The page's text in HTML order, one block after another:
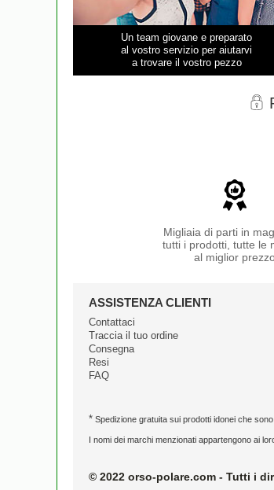
Un team giovane e preparato
al vostro servizio per aiutarvi
a trovare il vostro pezzo
Migliaia di parti in
tutti i prodotti, tutte le
al miglior
ASSISTENZA CLIENTI
Contattaci
Traccia il tuo ordine
Consegna
Resi
FAQ
* Spedizione gratuita sui prodotti idonei che
I nomi dei marchi menzionati appartengono ai
© 2022 orso-polare.com - Tutti i